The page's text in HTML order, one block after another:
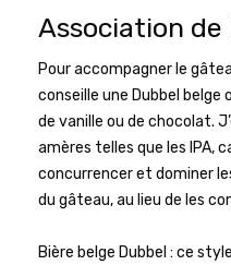
Association de
Pour accompagner le
conseille une Dubbel
de vanille ou de chocolat.
amères telles que les IPA,
concurrencer et dominer
du gâteau, au lieu de les
Bière belge Dubbel : ce